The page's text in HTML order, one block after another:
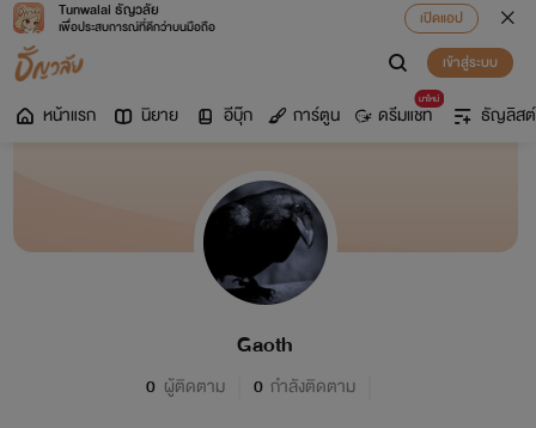
Tunwalai ธัญวลัย
เพื่อประสบการณ์ที่ดีกว่าบนมือถือ
เปิดแอป
เข้าสู่ระบบ
หน้าแรก นิยาย อีบุ๊ก การ์ตูน
มาใหม่
ดรีมแชท ธัญลิสต์
Gaoth
0 ผู้ติดตาม 0 กำลังติดตาม